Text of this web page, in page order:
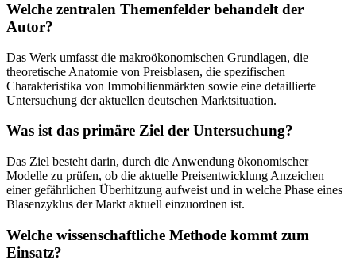
Welche zentralen Themenfelder behandelt der
Autor?
Das Werk umfasst die makroökonomischen Grundlagen, die
theoretische Anatomie von Preisblasen, die spezifischen
Charakteristika von Immobilienmärkten sowie eine detaillierte
Untersuchung der aktuellen deutschen Marktsituation.
Was ist das primäre Ziel der Untersuchung?
Das Ziel besteht darin, durch die Anwendung ökonomischer
Modelle zu prüfen, ob die aktuelle Preisentwicklung Anzeichen
einer gefährlichen Überhitzung aufweist und in welche Phase eines
Blasenzyklus der Markt aktuell einzuordnen ist.
Welche wissenschaftliche Methode kommt zum
Einsatz?